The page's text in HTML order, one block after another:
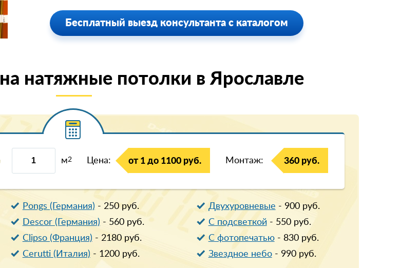
Бесплатный выезд консультанта с каталогом
на натяжные потолки в Ярославле
м2 Цена: от 1 до 1100 руб. Монтаж: 360 руб.
Двухуровневые - 900руб.
Pongs (Германия) - 250руб.
С подсветкой- 550руб.
Descor (Германия) - 560руб.
С фотопечатью- 830руб.
Clipso (Франция) - 2180руб.
Звездное небо- 990руб.
Cerutti (Италия) - 1200руб.